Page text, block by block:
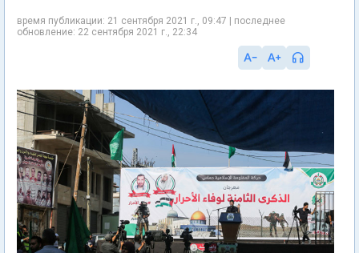
время публикации: 21 сентября 2021 г., 09:47 | последнее
обновление: 22 сентября 2021 г., 22:34